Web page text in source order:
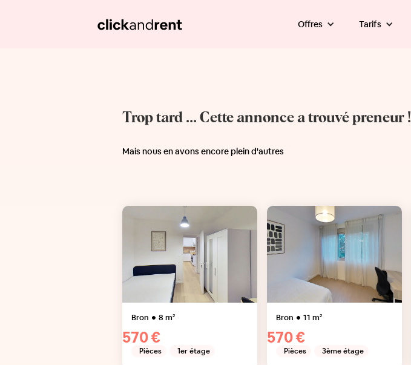
Offres Tarifs
Trop tard ... Cette annonce a trouvé preneur !
Mais nous en avons encore plein d'autres
Bron 8 m²
570 €
Pièces 1er étage
Bron 11 m²
570 €
Pièces 3ème étage